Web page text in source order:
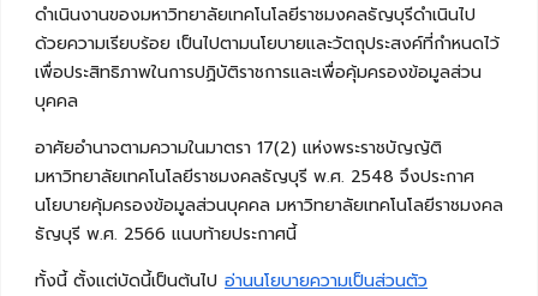
ดำเนินงานของมหาวิทยาลัยเทคโนโลยีราชมงคลธัญบุรีดำเนินไป
ด้วยความเรียบร้อย เป็นไปตามนโยบายและวัตถุประสงค์ที่กำหนดไว้
เพื่อประสิทธิภาพในการปฏิบัติราชการและเพื่อคุ้มครองข้อมูลส่วน
บุคคล
อาศัยอำนาจตามความในมาตรา 17(2) แห่งพระราชบัญญัติ
มหาวิทยาลัยเทคโนโลยีราชมงคลธัญบุรี พ.ศ. 2548 จึงประกาศ
นโยบายคุ้มครองข้อมูลส่วนบุคคล มหาวิทยาลัยเทคโนโลยีราชมงคล
ธัญบุรี พ.ศ. 2566 แนบท้ายประกาศนี้
ทั้งนี้ ตั้งแต่บัดนี้เป็นต้นไป อ่านนโยบายความเป็นส่วนตัว